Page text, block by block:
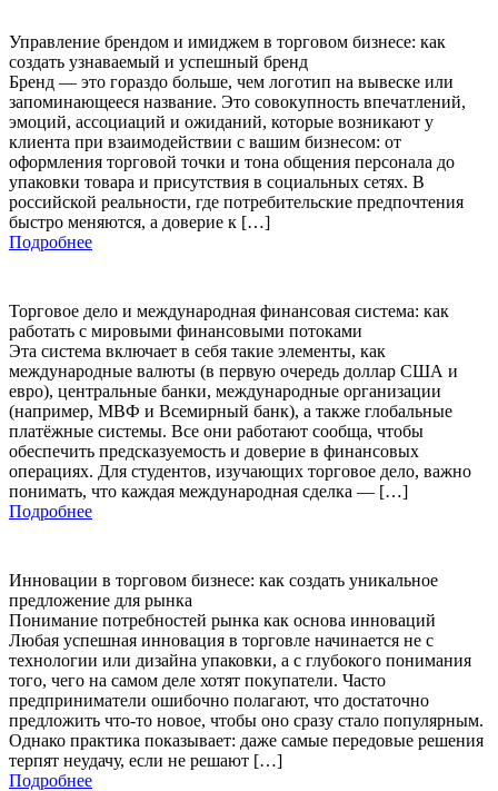
Управление брендом и имиджем в торговом бизнесе: как
создать узнаваемый и успешный бренд
Бренд — это гораздо больше, чем логотип на вывеске или
запоминающееся название. Это совокупность впечатлений,
эмоций, ассоциаций и ожиданий, которые возникают у
клиента при взаимодействии с вашим бизнесом: от
оформления торговой точки и тона общения персонала до
упаковки товара и присутствия в социальных сетях. В
российской реальности, где потребительские предпочтения
быстро меняются, а доверие к […]
Подробнее
Торговое дело и международная финансовая система: как
работать с мировыми финансовыми потоками
Эта система включает в себя такие элементы, как
международные валюты (в первую очередь доллар США и
евро), центральные банки, международные организации
(например, МВФ и Всемирный банк), а также глобальные
платёжные системы. Все они работают сообща, чтобы
обеспечить предсказуемость и доверие в финансовых
операциях. Для студентов, изучающих торговое дело, важно
понимать, что каждая международная сделка — […]
Подробнее
Инновации в торговом бизнесе: как создать уникальное
предложение для рынка
Понимание потребностей рынка как основа инноваций
Любая успешная инновация в торговле начинается не с
технологии или дизайна упаковки, а с глубокого понимания
того, чего на самом деле хотят покупатели. Часто
предприниматели ошибочно полагают, что достаточно
предложить что-то новое, чтобы оно сразу стало популярным.
Однако практика показывает: даже самые передовые решения
терпят неудачу, если не решают […]
Подробнее